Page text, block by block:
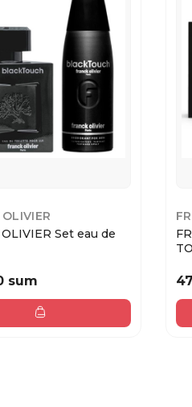
Set eau de
sum